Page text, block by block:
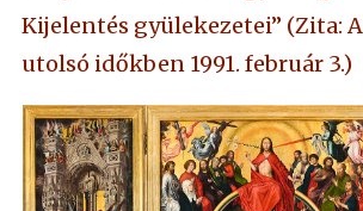
Kijelentés gyülekezetei” (Zita:
utolsó időkben 1991. február 3.)